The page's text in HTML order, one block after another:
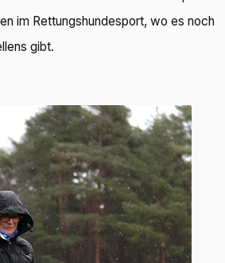
im Rettungshundesport, wo es noch
gibt.